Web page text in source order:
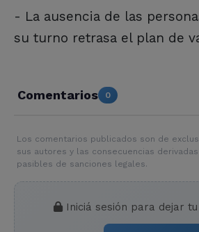
- La ausencia de las
su turno retrasa el plan de
Comentarios 0
Los comentarios publicados son de
sus autores y las consecuencias
pasibles de sanciones legales.
Iniciá sesión para dejar